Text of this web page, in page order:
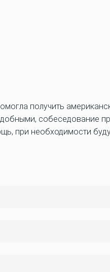
получить
собеседование
при необходимости